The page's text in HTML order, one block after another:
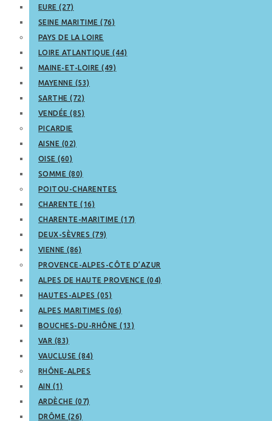
EURE (27)
SEINE MARITIME (76)
PAYS DE LA LOIRE
LOIRE ATLANTIQUE (44)
MAINE-ET-LOIRE (49)
MAYENNE (53)
SARTHE (72)
VENDÉE (85)
PICARDIE
AISNE (02)
OISE (60)
SOMME (80)
POITOU-CHARENTES
CHARENTE (16)
CHARENTE-MARITIME (17)
DEUX-SÈVRES (79)
VIENNE (86)
PROVENCE-ALPES-CÔTE D’AZUR
ALPES DE HAUTE PROVENCE (04)
HAUTES-ALPES (05)
ALPES MARITIMES (06)
BOUCHES-DU-RHÔNE (13)
VAR (83)
VAUCLUSE (84)
RHÔNE-ALPES
AIN (1)
ARDÈCHE (07)
DRÔME (26)